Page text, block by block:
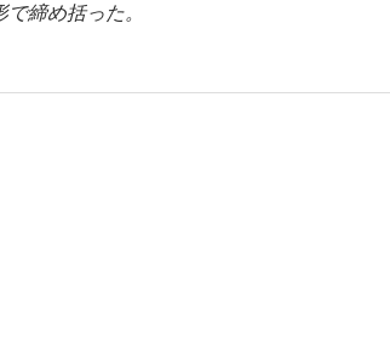
締め括った。